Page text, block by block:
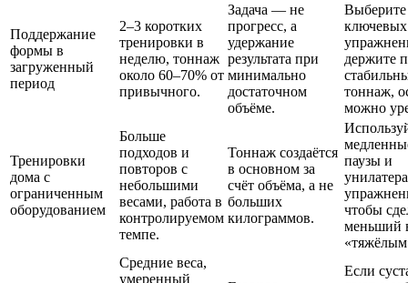
Поддержание
формы в
загруженный
период
2–3 коротких
тренировки в
неделю, тоннаж
около 60–70% от
привычного.
Задача — не
прогресс, а
удержание
результата при
минимально
достаточном
объёме.
Выберите
ключевых
держите
тоннаж,
можно
Тренировки
дома с
ограниченным
оборудованием
Больше
подходов и
повторов с
небольшими
весами, работа в
контролируемом
темпе.
Тоннаж создаётся
в основном за
счёт объёма, а не
больших
килограммов.
паузы и
чтобы
меньший
Средние веса,
умеренный
Если